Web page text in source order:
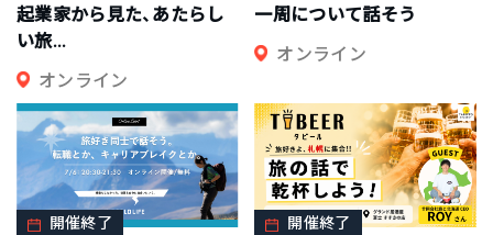
起業家から見た、あたらし
い旅...
オンライン
一周について話そう
オンライン
開催終了 開催終了